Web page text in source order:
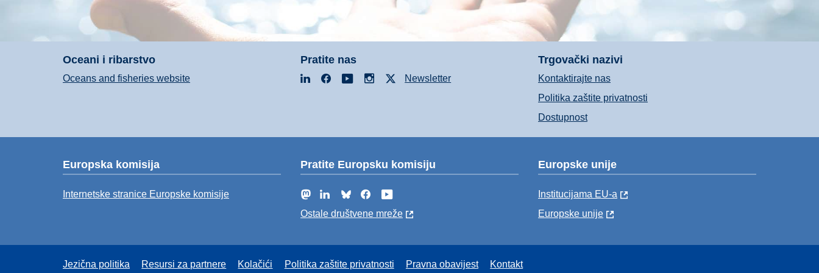
Oceani i ribarstvo
Oceans and fisheries website
Pratite nas
LinkedInFacebookYouTubeInstagramNewsletter
Trgovački nazivi
Kontaktirajte nas
Politika zaštite privatnosti
Dostupnost
Europska komisija
Internetske stranice Europske komisije
Pratite Europsku komisiju
MastodonLinkedInBlueskyFacebook
Ostale društvene mreže
Europske unije
Institucijama EU-a
Europske unije
Jezična politika Resursi za partnere Kolačići Politika zaštite privatnosti Pravna obavijest Kontakt